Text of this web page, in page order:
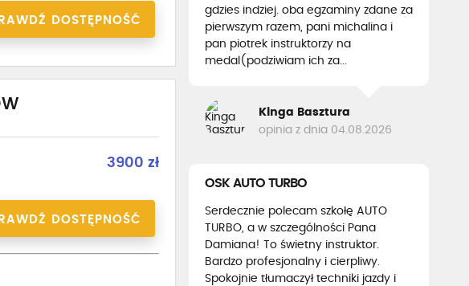
DOSTĘPNOŚĆ
3900 zł
DOSTĘPNOŚĆ
gdzies indziej. oba egzaminy zdane za
pierwszym razem, pani michalina i
pan piotrek instruktorzy na
medal(podziwiam ich za...
Kinga Basztura
opinia z dnia 04.08.2026
OSK AUTO TURBO
Serdecznie polecam szkołę AUTO
TURBO, a w szczególności Pana
Damiana! To świetny instruktor.
Bardzo profesjonalny i cierpliwy.
Spokojnie tłumaczył techniki jazdy i